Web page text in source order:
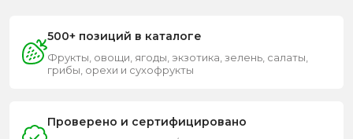
500+ позиций в каталоге
Фрукты, овощи, ягоды, экзотика, зелень, салаты,
грибы, орехи и сухофрукты
Проверено и сертифицировано